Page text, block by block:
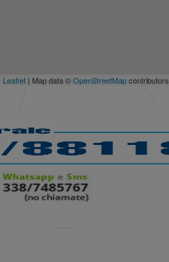
Leaflet | Map data ©OpenStreetMapcontributors,